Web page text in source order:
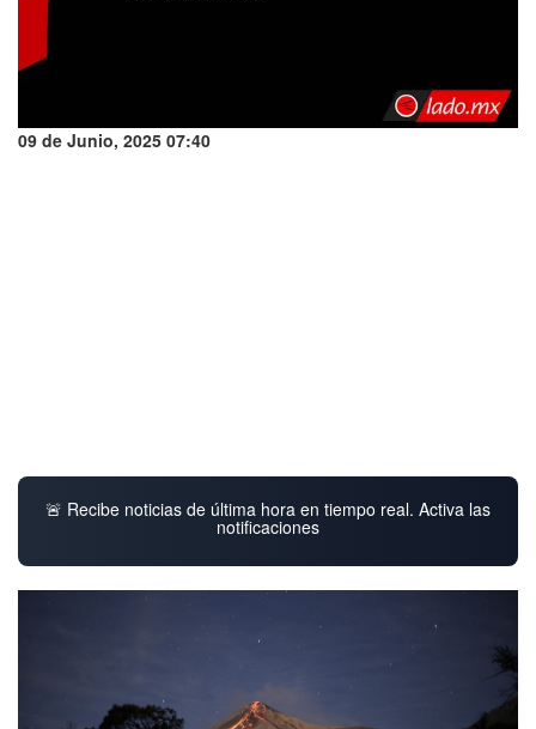
09 de Junio, 2025 07:40
🚨 Recibe noticias de última hora en tiempo real. Activa las
notificaciones